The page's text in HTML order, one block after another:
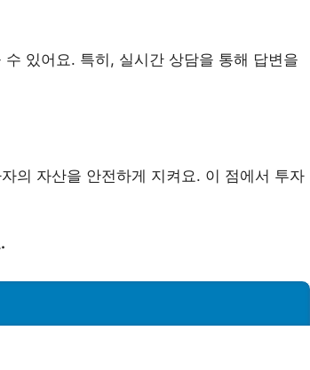
있어요. 특히, 실시간 상담을 통해 답변을
의 자산을 안전하게 지켜요. 이 점에서 투자